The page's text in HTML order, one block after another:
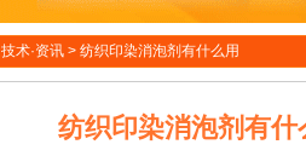
技术·资讯 > 纺织印染消泡剂有什么用
纺织印染消泡剂有什